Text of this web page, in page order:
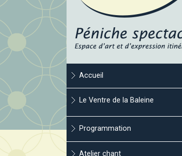
Accueil
Le Ventre de la Baleine
Programmation
Atelier chant